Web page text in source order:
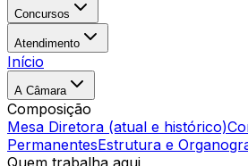
Concursos
Atendimento
Início
A Câmara
Composição
Mesa Diretora (atual e histórico)
PermanentesEstrutura e
Quem trabalha aqui